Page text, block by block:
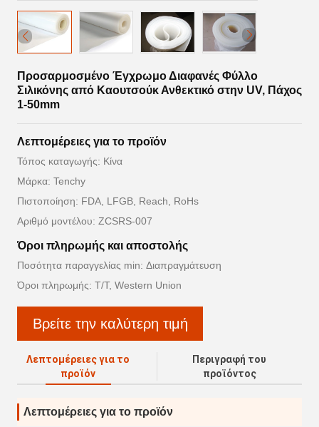
Προσαρμοσμένο Έγχρωμο Διαφανές Φύλλο
Σιλικόνης από Καουτσούκ Ανθεκτικό στην UV, Πάχος
1-50mm
Λεπτομέρειες για το προϊόν
Τόπος καταγωγής: Κίνα
Μάρκα: Tenchy
Πιστοποίηση: FDA, LFGB, Reach, RoHs
Αριθμό μοντέλου: ZCSRS-007
Όροι πληρωμής και αποστολής
Ποσότητα παραγγελίας min: Διαπραγμάτευση
Όροι πληρωμής: T/T, Western Union
Βρείτε την καλύτερη τιμή
Λεπτομέρειες για το
προϊόν
Περιγραφή του
προϊόντος
Λεπτομέρειες για το προϊόν